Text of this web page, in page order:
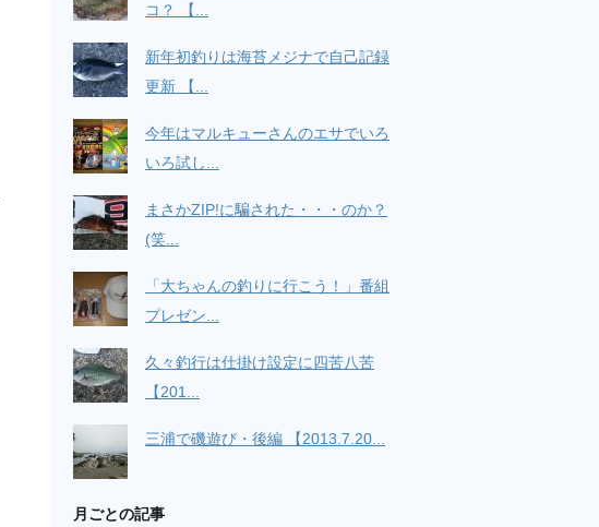
コ？ 【...
新年初釣りは海苔メジナで自己記録
更新 【...
今年はマルキューさんのエサでいろ
いろ試し...
まさかZIP!に騙された・・・のか？
(笑...
「大ちゃんの釣りに行こう！」番組
プレゼン...
久々釣行は仕掛け設定に四苦八苦
【201...
三浦で磯遊び・後編 【2013.7.20...
月ごとの記事